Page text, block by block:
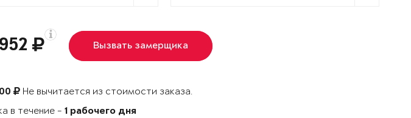
Вызвать замерщика
Не вычитается из стоимости заказа.
в течение -1 рабочего дня